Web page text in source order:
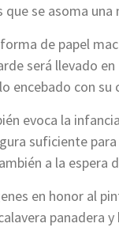
que se asoma
de papel
será llevado
encebado con
evoca la
suficiente
a la espera
en honor al
panadera